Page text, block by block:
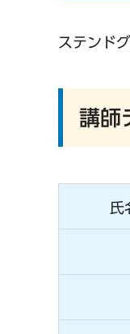
ステンド
講師
氏